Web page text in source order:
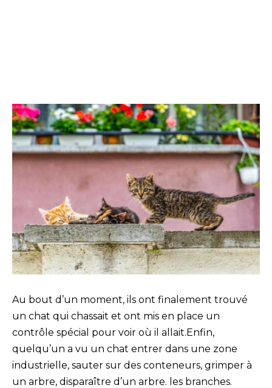
Au bout d’un moment, ils ont finalement trouvé
un chat qui chassait et ont mis en place un
contrôle spécial pour voir où il allait.Enfin,
quelqu’un a vu un chat entrer dans une zone
industrielle, sauter sur des conteneurs, grimper à
un arbre, disparaître d’un arbre. les branches.